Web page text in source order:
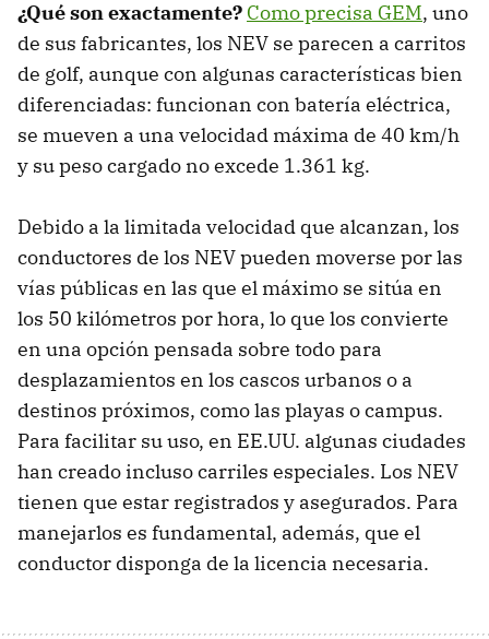
¿Qué son exactamente? Como precisa GEM, uno
de sus fabricantes, los NEV se parecen a carritos
de golf, aunque con algunas características bien
diferenciadas: funcionan con batería eléctrica,
se mueven a una velocidad máxima de 40 km/h
y su peso cargado no excede 1.361 kg.
Debido a la limitada velocidad que alcanzan, los
conductores de los NEV pueden moverse por las
vías públicas en las que el máximo se sitúa en
los 50 kilómetros por hora, lo que los convierte
en una opción pensada sobre todo para
desplazamientos en los cascos urbanos o a
destinos próximos, como las playas o campus.
Para facilitar su uso, en EE.UU. algunas ciudades
han creado incluso carriles especiales. Los NEV
tienen que estar registrados y asegurados. Para
manejarlos es fundamental, además, que el
conductor disponga de la licencia necesaria.